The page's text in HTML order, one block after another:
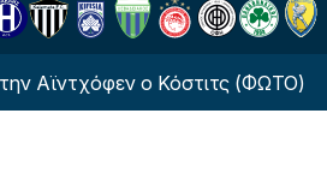
ο Κόστιτς (ΦΩΤΟ)